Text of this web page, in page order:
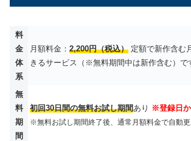
料
金
体
系
月額料金： 2,200円（税込） 定額で新作含む
きるサービス（※無料期間中は新作含む）で
無
料
期
間
初回30日間の無料お試し期間あり ※登録日
※無料お試し期間終了後、通常月額料金で自動更